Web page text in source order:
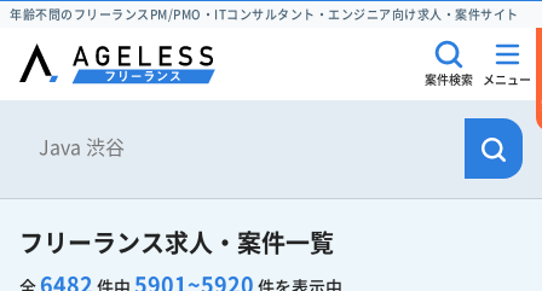
年齢不問のフリーランスPM/PMO・ITコンサルタント・エンジニア向け求人・案件サイト
案件検索 メニュー
フリーランス求人・案件一覧
全 6482 件中 5901~5920 件を表示中